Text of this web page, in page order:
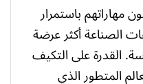
مهاراتهم باستمرار
الصناعة أكثر عرضة
القدرة على التكيف
المتطور الذي